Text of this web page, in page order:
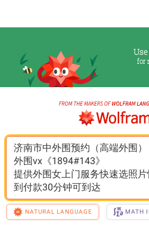
for
济南市中外围预约（高端外围）
外围vx《1894#143》
提供外围女上门服务快速选照
到付款30分钟可到达
NATURAL LANGUAGE MATH